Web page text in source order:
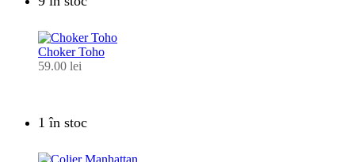
Choker Toho
59.00 lei
1 în stoc